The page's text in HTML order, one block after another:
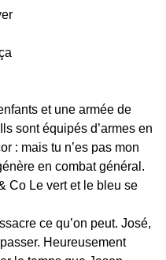
et une armée de
sont équipés d’armes en
: mais tu n’es pas mon
en combat général.
Co Le vert et le bleu se
ce qu’on peut. José,
Heureusement